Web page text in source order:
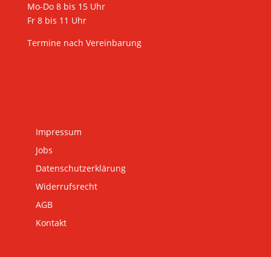
Mo-Do 8 bis 15 Uhr
Fr 8 bis 11 Uhr
Termine nach Vereinbarung
Impressum
Jobs
Datenschutzerklärung
Widerrufsrecht
AGB
Kontakt